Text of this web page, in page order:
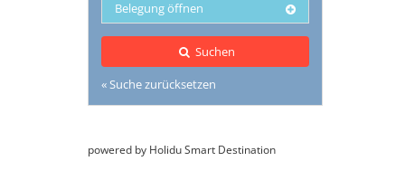
Belegung öffnen
Suchen
« Suche zurücksetzen
powered by Holidu Smart Destination